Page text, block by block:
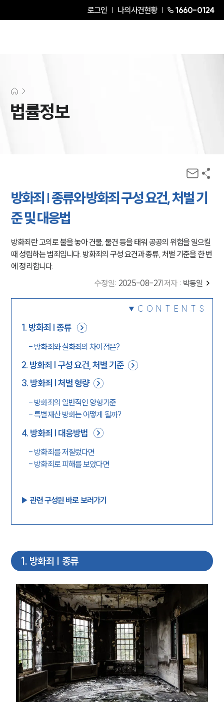
로그인 나의사건현황 1660-0124
법률정보
방화죄 | 종류와 방화죄 구성 요건, 처벌 기
준 및 대응법
방화죄란 고의로 불을 놓아 건물, 물건 등을 태워 공공의 위험을 일으킬
때 성립하는 범죄입니다. 방화죄의 구성 요건과 종류, 처벌 기준을 한 번
에 정리합니다.
수정일: 2025-08-27 저자 : 박동일
CONTENTS
1. 방화죄 | 종류
- 방화죄와 실화죄의 차이점은?
2. 방화죄 | 구성 요건, 처벌 기준
3. 방화죄 | 처벌 형량
- 방화죄의 일반적인 양형기준
-특별재산 방화는 어떻게 될까?
4. 방화죄 | 대응방법
- 방화죄를 저질렀다면
- 방화죄로 피해를 보았다면
▶︎ 관련 구성원 바로 보러가기
1. 방화죄 | 종류